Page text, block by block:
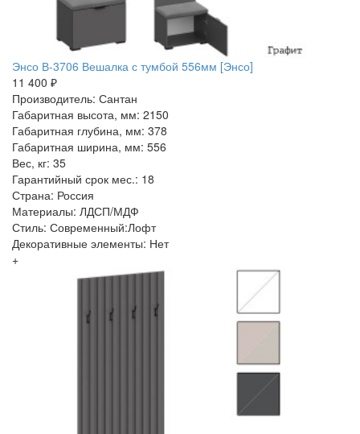
Энсо В-3706 Вешалка с тумбой 556мм [Энсо]
11 400 ₽
Производитель: Сантан
Габаритная высота, мм: 2150
Габаритная глубина, мм: 378
Габаритная ширина, мм: 556
Вес, кг: 35
Гарантийный срок мес.: 18
Страна: Россия
Материалы: ЛДСП/МДФ
Стиль: Современный:Лофт
Декоративные элементы: Нет
+